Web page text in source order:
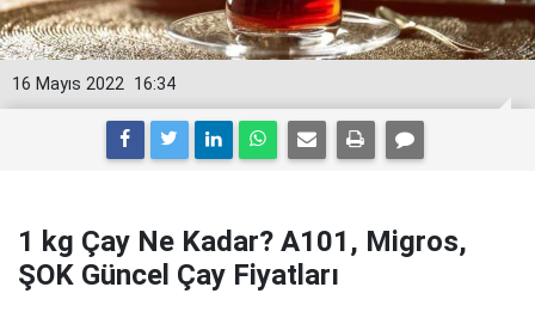
16:34
16 Mayıs 2022
1 kg Çay Ne Kadar? A101, Migros,
ŞOK Güncel Çay Fiyatları